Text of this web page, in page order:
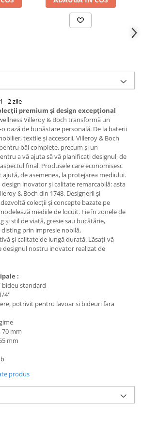
pentru gatit
bucatarie
1 - 2 zile
premium și design excepțional
Villeroy & Boch transformă un
oază de bunăstare personală. De la baterii
textile și accesorii, Villeroy & Boch
băi complete, precum și un
a vă ajuta să vă planificați designul, de
final. Produsele care economisesc
ajută, de asemenea, la protejarea mediului.
inovator și calitate remarcabilă: asta
& Boch din 1748. Designerii și
colecții și concepte bazate pe
mediile de locuit. Fie în zonele de
și stil de viață, gresie sau bucătărie,
prin impresie nobilă,
și calitate de lungă durată. Lăsați-vă
designul nostru inovator realizat de
:
bideu standard
4''
potrivit pentru lavoar si bideuri fara
mm
mm
produs